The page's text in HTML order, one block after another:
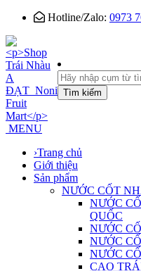
Hotline/Zalo: 0973
Tìm kiếm
MENU
›Trang chủ
Giới thiệu
Sản phẩm
NƯỚC CỐT
NƯỚC
QUỐC
NƯỚC
NƯỚC
NƯỚC
CAO